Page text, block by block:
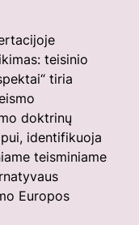
teisinio
tiria
doktrinų
identifikuoja
teisminiame
Europos